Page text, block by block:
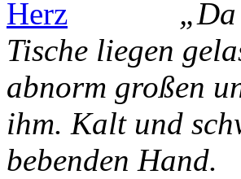
„Da
Tische liegen
abnorm großen
ihm. Kalt und
bebenden Hand.